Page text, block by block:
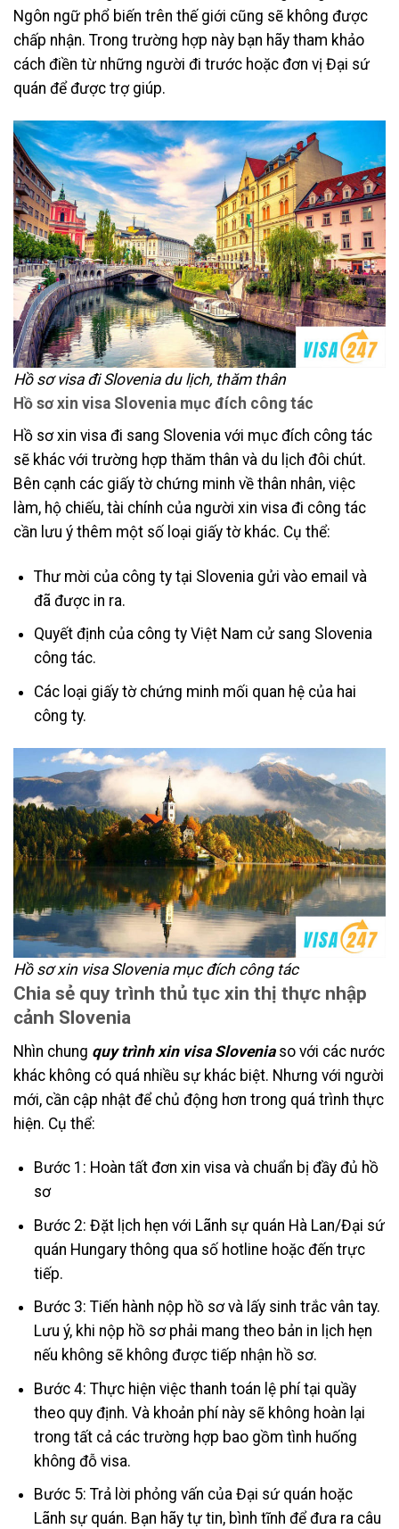
Ngôn ngữ phổ biến trên thế giới cũng sẽ không được
chấp nhận. Trong trường hợp này bạn hãy tham khảo
cách điền từ những người đi trước hoặc đơn vị Đại sứ
quán để được trợ giúp.
Hồ sơ visa đi Slovenia du lịch, thăm thân
Hồ sơ xin visa Slovenia mục đích công tác
Hồ sơ xin visa đi sang Slovenia với mục đích công tác
sẽ khác với trường hợp thăm thân và du lịch đôi chút.
Bên cạnh các giấy tờ chứng minh về thân nhân, việc
làm, hộ chiếu, tài chính của người xin visa đi công tác
cần lưu ý thêm một số loại giấy tờ khác. Cụ thể:
Thư mời của công ty tại Slovenia gửi vào email và
đã được in ra.
Quyết định của công ty Việt Nam cử sang Slovenia
công tác.
Các loại giấy tờ chứng minh mối quan hệ của hai
công ty.
Hồ sơ xin visa Slovenia mục đích công tác
Chia sẻ quy trình thủ tục xin thị thực nhập
cảnh Slovenia
Nhìn chung quy trình xin visa Sloveniaso với các nước
khác không có quá nhiều sự khác biệt. Nhưng với người
mới, cần cập nhật để chủ động hơn trong quá trình thực
hiện. Cụ thể:
Bước 1: Hoàn tất đơn xin visa và chuẩn bị đầy đủ hồ
sơ
Bước 2: Đặt lịch hẹn với Lãnh sự quán Hà Lan/Đại sứ
quán Hungary thông qua số hotline hoặc đến trực
tiếp.
Bước 3: Tiến hành nộp hồ sơ và lấy sinh trắc vân tay.
Lưu ý, khi nộp hồ sơ phải mang theo bản in lịch hẹn
nếu không sẽ không được tiếp nhận hồ sơ.
Bước 4: Thực hiện việc thanh toán lệ phí tại quầy
theo quy định. Và khoản phí này sẽ không hoàn lại
trong tất cả các trường hợp bao gồm tình huống
không đỗ visa.
Bước 5: Trả lời phỏng vấn của Đại sứ quán hoặc
Lãnh sự quán. Bạn hãy tự tin, bình tĩnh để đưa ra câu